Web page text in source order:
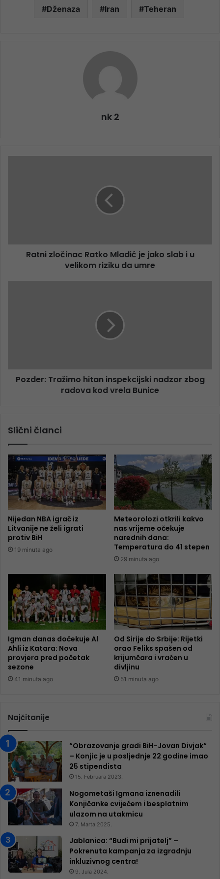
Dženaza Iran Teheran
nk 2
Ratni zločinac Ratko Mladić je jako slab i u
velikom riziku da umre
Pozder: Tražimo hitan inspekcijski nadzor zbog
radova kod vrela Bunice
Slični članci
Nijedan NBA igrač iz
Litvanije ne želi igrati
protiv BiH
19 minuta ago
Meteorolozi otkrili kakvo
nas vrijeme očekuje
narednih dana:
Temperatura do 41 stepen
29 minuta ago
Igman danas dočekuje Al
Ahli iz Katara: Nova
provjera pred početak
sezone
41 minuta ago
Od Sirije do Srbije: Rijetki
orao Feliks spašen od
krijumčara i vraćen u
divljinu
51 minuta ago
Najčitanije
“Obrazovanje gradi BiH-Jovan Divjak“
– Konjic je u posljednje 22 godine imao
25 ​​stipendista
15. Februara 2023.
Nogometaši Igmana iznenadili
Konjičanke cvijećem i besplatnim
ulazom na utakmicu
7. Marta 2025.
Jablanica: “Budi mi prijatelj” –
Pokrenuta kampanja za izgradnju
inkluzivnog centra!
9. Jula 2024.